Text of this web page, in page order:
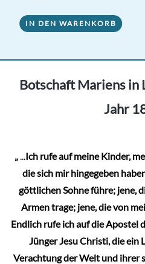
IN DEN WARENKORB
Botschaft Mariens in
Jahr
„...Ich rufe auf meine Kinder,
die sich mir hingegeben
göttlichen Sohne führe; jene,
Armen trage; jene, die von
Endlich rufe ich auf die Apostel
Jünger Jesu Christi, die ein
Verachtung der Welt und ihrer